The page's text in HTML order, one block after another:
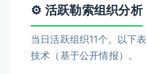
⚙️ 活跃勒索组织分析
当日活跃组织11个。以下
技术（基于公开情报）。